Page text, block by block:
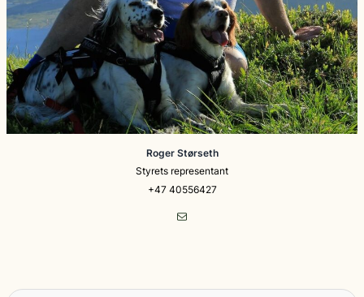
Roger Størseth
Styrets representant
+47 40556427
E-post